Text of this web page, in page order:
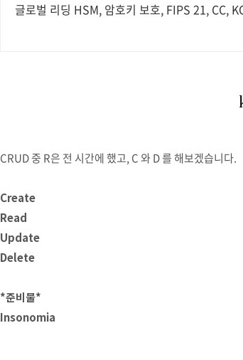
글로벌 리딩 HSM, 암호키 보호, FIPS 21, CC,
CRUD 중 R은 전 시간에 했고, C 와 D 를 해보겠습니다.
Create
Read
Update
Delete
*준비물*
Insonomia